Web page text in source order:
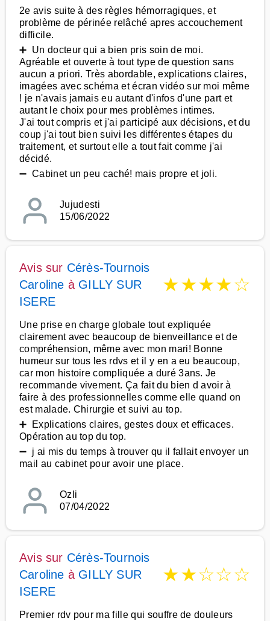
2e avis suite à des règles hémorragiques, et
problème de périnée relâché apres accouchement
difficile.
➕ Un docteur qui a bien pris soin de moi.
Agréable et ouverte à tout type de question sans
aucun a priori. Très abordable, explications claires,
imagées avec schéma et écran vidéo sur moi même
! je n'avais jamais eu autant d'infos d'une part et
autant le choix pour mes problèmes intimes.
J'ai tout compris et j'ai participé aux décisions, et du
coup j'ai tout bien suivi les différentes étapes du
traitement, et surtout elle a tout fait comme j'ai
décidé.
➖ Cabinet un peu caché! mais propre et joli.
Jujudesti
15/06/2022
Avis sur Cérès-Tournois
Caroline à GILLY SUR
ISERE
★★★★☆
Une prise en charge globale tout expliquée
clairement avec beaucoup de bienveillance et de
compréhension, même avec mon mari! Bonne
humeur sur tous les rdvs et il y en a eu beaucoup,
car mon histoire compliquée a duré 3ans. Je
recommande vivement. Ça fait du bien d avoir à
faire à des professionnelles comme elle quand on
est malade. Chirurgie et suivi au top.
➕ Explications claires, gestes doux et efficaces.
Opération au top du top.
➖ j ai mis du temps à trouver qu il fallait envoyer un
mail au cabinet pour avoir une place.
Ozli
07/04/2022
Avis sur Cérès-Tournois
Caroline à GILLY SUR
ISERE
★★☆☆☆
Premier rdv pour ma fille qui souffre de douleurs